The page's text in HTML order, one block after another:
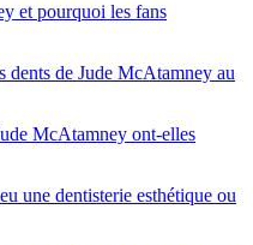
et pourquoi les fans
dents de Jude McAtamney au
McAtamney ont-elles
une dentisterie esthétique ou